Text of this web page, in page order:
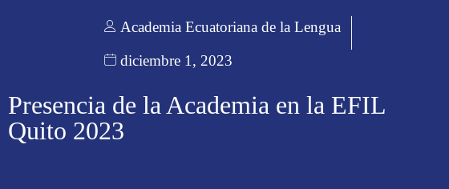
Academia Ecuatoriana de la Lengua
diciembre 1, 2023
Presencia de la Academia en la EFIL
Quito 2023